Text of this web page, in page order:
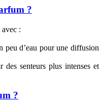
?
:
d’eau pour une diffusion
senteurs plus intenses et
?